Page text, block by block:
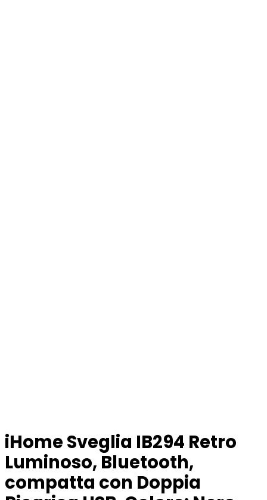
iHome Sveglia IB294 Retro
Luminoso, Bluetooth,
compatta con Doppia